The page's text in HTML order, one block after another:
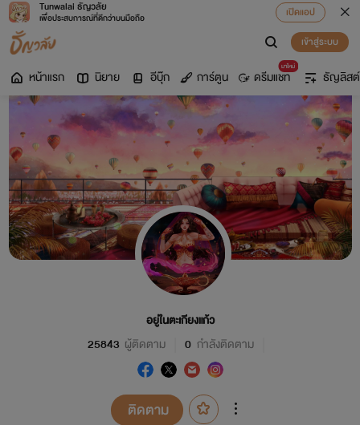
Tunwalai ธัญวลัย
เพื่อประสบการณ์ที่ดีกว่าบนมือถือ
เปิดแอป
เข้าสู่ระบบ
หน้าแรก นิยาย อีบุ๊ก การ์ตูน
มาใหม่
ดรีมแชท ธัญลิสต์
อยู่ในตะเกียงแก้ว
25843 ผู้ติดตาม 0 กำลังติดตาม
ติดตาม